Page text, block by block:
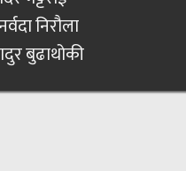
निरौला
बुढाथोकी